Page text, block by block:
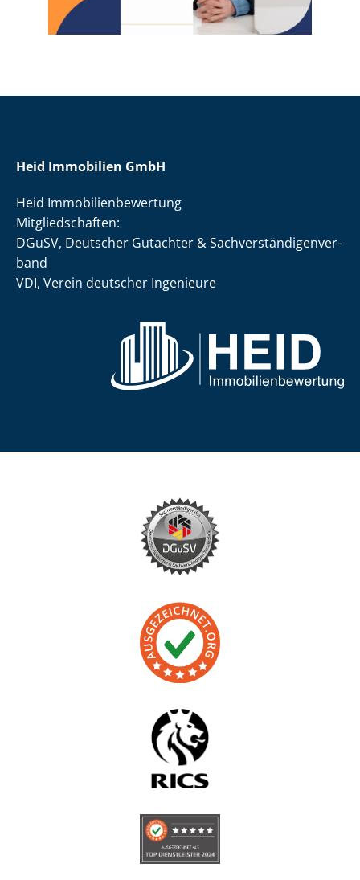
Heid Immobilien GmbH
Heid Im­mo­bi­li­en­be­wer­tung
Mit­glied­schaf­ten:
DGuSV, Deutscher Gutachter & Sach­ver­stän­di­gen­ver­
band
VDI, Verein deutscher Ingenieure